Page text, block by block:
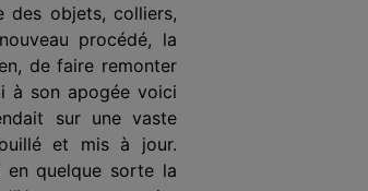
des objets, colliers,
procédé, la
de faire remonter
à son apogée voici
sur une vaste
et mis à jour.
en quelque sorte la